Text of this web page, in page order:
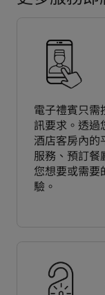
電子禮賓只需
訊要求。透過
酒店客房內的
服務、預訂餐
您想要或需要
驗。